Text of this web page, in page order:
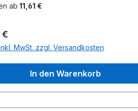
ab 11,61 €
Preis:
€
MwSt. zzgl. Versandkosten
In den Warenkorb